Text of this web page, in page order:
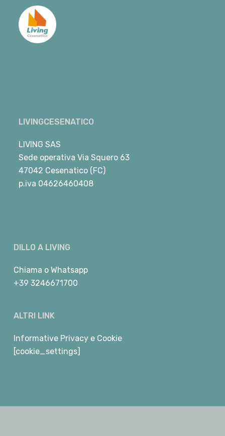
LIVINGCESENATICO
LIVING SAS
Sede operativa Via Squero 63
47042 Cesenatico (FC)
p.iva 04626460408
DILLO A LIVING
Chiama o Whatsapp
+39 3246671700
ALTRI LINK
Informative Privacy e Cookie
[cookie_settings]